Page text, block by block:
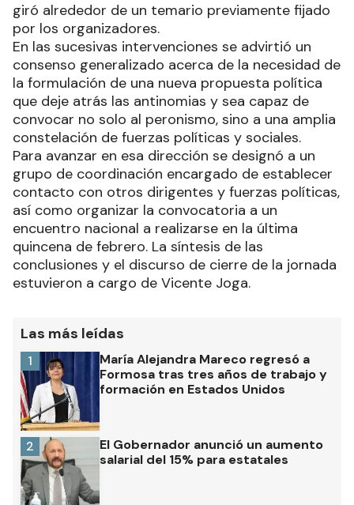
giró alrededor de un temario previamente fijado
por los organizadores.
En las sucesivas intervenciones se advirtió un
consenso generalizado acerca de la necesidad de
la formulación de una nueva propuesta política
que deje atrás las antinomias y sea capaz de
convocar no solo al peronismo, sino a una amplia
constelación de fuerzas políticas y sociales.
Para avanzar en esa dirección se designó a un
grupo de coordinación encargado de establecer
contacto con otros dirigentes y fuerzas políticas,
así como organizar la convocatoria a un
encuentro nacional a realizarse en la última
quincena de febrero. La síntesis de las
conclusiones y el discurso de cierre de la jornada
estuvieron a cargo de Vicente Joga.
Las más leídas
María Alejandra Mareco regresó a
Formosa tras tres años de trabajo y
formación en Estados Unidos
1
El Gobernador anunció un aumento
salarial del 15% para estatales
2